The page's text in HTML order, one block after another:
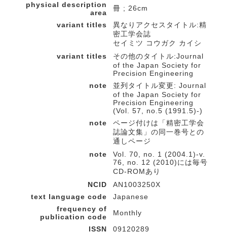
physical description
area
冊 ; 26cm
variant titles
異なりアクセスタイトル:精
密工学会誌
セイミツ コウガク カイシ
variant titles
その他のタイトル:Journal
of the Japan Society for
Precision Engineering
note
並列タイトル変更: Journal
of the Japan Society for
Precision Engineering
(Vol. 57, no.5 (1991.5)-)
note
ページ付けは「精密工学会
誌論文集」の同一巻号との
通しページ
note
Vol. 70, no. 1 (2004.1)-v.
76, no. 12 (2010)には毎号
CD-ROMあり
NCID
AN1003250X
text language code
Japanese
frequency of
publication code
Monthly
ISSN
09120289